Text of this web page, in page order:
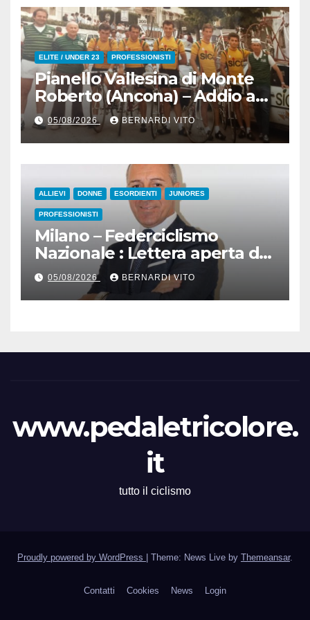
ELITE / UNDER 23 PROFESSIONISTI
Pianello Vallesina di Monte
Roberto (Ancona) – Addio ad
Alderino Bartoloni, Direttore
Sportivo rigorosamente
Gentile
05/08/2026 BERNARDI VITO
ALLIEVI DONNE ESORDIENTI JUNIORES
PROFESSIONISTI
Milano – Federciclismo
Nazionale : Lettera aperta del
Presidente Cordiano
Dagnoni
05/08/2026 BERNARDI VITO
www.pedaletricolore.
it
tutto il ciclismo
Proudly powered by WordPress | Theme: News Live by Themeansar.
Contatti Cookies News Login